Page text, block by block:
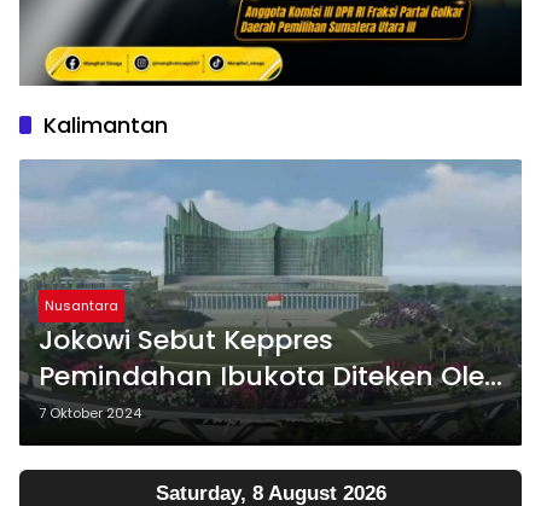
Kalimantan
Nusantara
Jokowi Sebut Keppres
Pemindahan Ibukota Diteken Oleh
Prabowo
7 Oktober 2024
Saturday, 8 August 2026